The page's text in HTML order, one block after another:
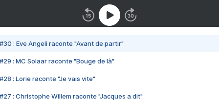
#30 : Eve Angeli raconte "Avant de partir"
#29 : MC Solaar raconte "Bouge de là"
#28 : Lorie raconte "Je vais vite"
#27 : Christophe Willem raconte "Jacques a dit"